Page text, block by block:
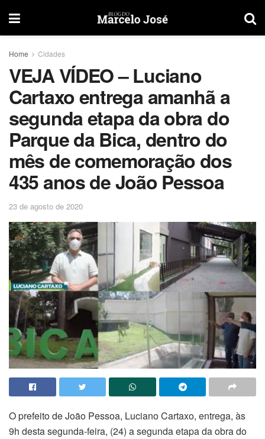
Home Cidades
VEJA VÍDEO – Luciano
Cartaxo entrega amanhã a
segunda etapa da obra do
Parque da Bica, dentro do
mês de comemoração dos
435 anos de João Pessoa
23 de agosto de 2020
O prefeito de João Pessoa, Luciano Cartaxo, entrega, às
9h desta segunda-feira, (24) a segunda etapa da obra do